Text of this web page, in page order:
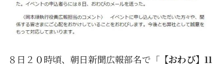
８日２０時頃、朝日新聞広報部名で「 【おわび】11